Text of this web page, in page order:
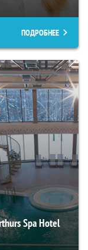
ПОДРОБНЕЕ
Spa Hotel